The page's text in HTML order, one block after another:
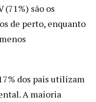
(71%) são os
de perto, enquanto
dos pais utilizam
A maioria